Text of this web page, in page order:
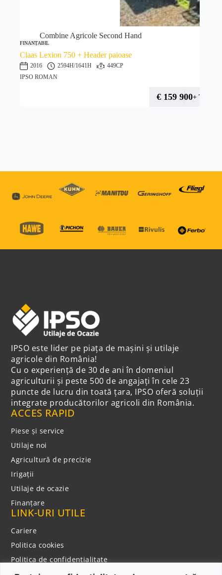
Combine Agricole Second Hand
FINANȚABIL
Claas Lexion 750 + Header paioase
2016 2594H/1641H
449CP
IPSO ROMAN
€ 159 900+ TVA
IPSO este lider pe piața de mașini și utilaje
agricole din România!
Cu o experiență de 30 de ani în domeniul
agriculturii și peste 500 de angajați în cele 23
puncte de lucru din toată țara, IPSO oferă soluții
integrate producătorilor agricoli din România.
ACCES RAPID
Piese și service
Utilaje noi
Agricultură de precizie
Irigații
Utilaje de ocazie
Finanțare
LINK-URI UTILE
Cariere
Politica cookies
Politica de confidentialitate